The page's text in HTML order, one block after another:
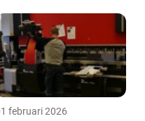
februari 2026